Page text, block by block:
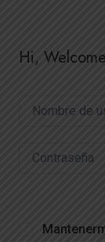
Hi,